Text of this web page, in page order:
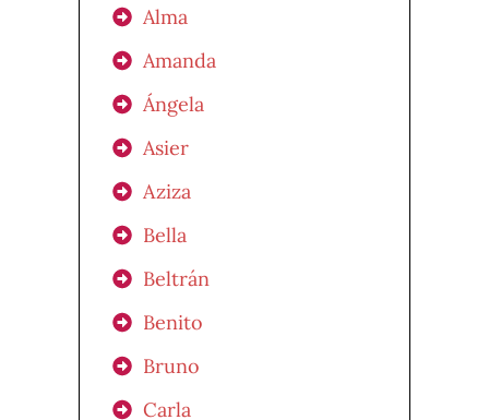
Alma
Amanda
Ángela
Asier
Aziza
Bella
Beltrán
Benito
Bruno
Carla